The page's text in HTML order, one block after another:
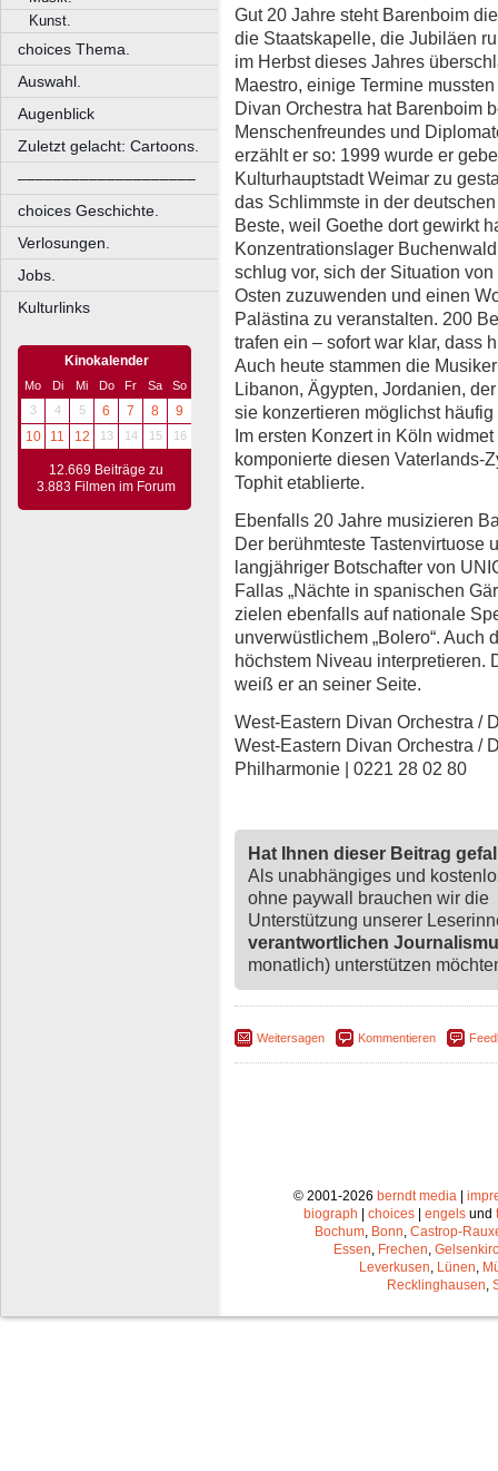
Kunst.
choices Thema.
Auswahl.
Augenblick
Zuletzt gelacht: Cartoons.
––––––––––––––––––––
choices Geschichte.
Verlosungen.
Jobs.
Kulturlinks
Kinokalender
Mo Di Mi Do Fr Sa
So
3
4 5 6 7 8
9
10
11 12 13 14 15 16
12.669 Beiträge zu
3.883 Filmen im Forum
Gut 20 Jahre steht Barenboim
die Staatskapelle, die Jubiläen
im Herbst dieses Jahres
Maestro, einige Termine
Divan Orchestra hat Barenboim
Menschenfreundes und
erzählt er so: 1999 wurde er
Kulturhauptstadt Weimar zu
das Schlimmste in der
Beste, weil Goethe dort gewirkt
Konzentrationslager
schlug vor, sich der Situation
Osten zuzuwenden und einen
Palästina zu veranstalten. 200
trafen ein – sofort war klar, dass
Auch heute stammen die
Libanon, Ägypten, Jordanien,
sie konzertieren möglichst
Im ersten Konzert in Köln
komponierte diesen Vaterlands-
Tophit etablierte.
Ebenfalls 20 Jahre musizieren
Der berühmteste Tastenvirtuose
langjähriger Botschafter von
Fallas „Nächte in spanischen
zielen ebenfalls auf nationale
unverwüstlichem „Bolero“. Auch
höchstem Niveau interpretieren.
weiß er an seiner Seite.
West-Eastern Divan Orchestra /
West-Eastern Divan Orchestra /
Philharmonie | 0221 28 02 80
Hat Ihnen dieser Beitrag
Als unabhängiges und
ohne paywall brauchen wir die
Unterstützung unserer
verantwortlichen
monatlich) unterstützen
Weitersagen Kommentieren
© 2001-2026 berndt media|
biograph
choices engels und
Bochum, Bonn, Castrop-
Essen, Frechen,
Leverkusen, Lünen,
Recklinghausen,